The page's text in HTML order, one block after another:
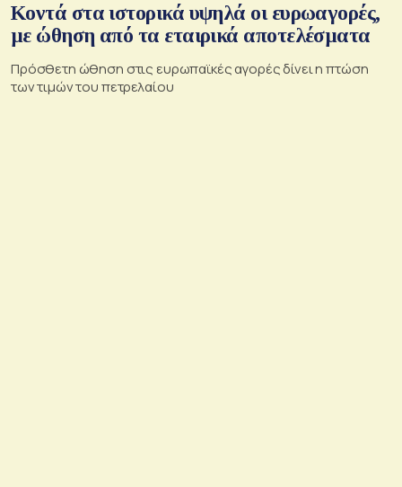
Κοντά στα ιστορικά υψηλά οι ευρωαγορές,
με ώθηση από τα εταιρικά αποτελέσματα
Πρόσθετη ώθηση στις ευρωπαϊκές αγορές δίνει η πτώση
των τιμών του πετρελαίου